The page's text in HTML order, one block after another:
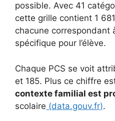
possible. Avec 41
cette grille contient 1
chacune correspondant
spécifique pour l’élève.
Chaque PCS se voit
et 185. Plus ce chiffre
contexte familial est
scolaire (data.gouv.fr).